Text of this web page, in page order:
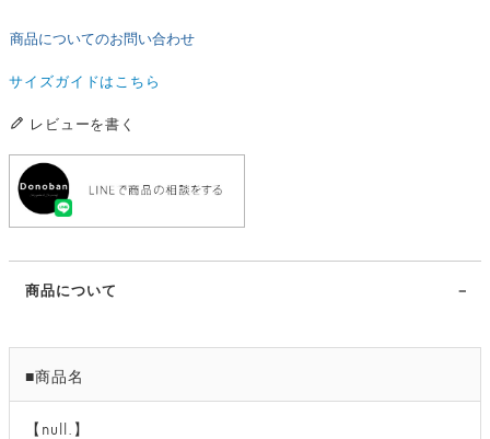
商品についてのお問い合わせ
サイズガイドはこちら
レビューを書く
商品について
■商品名
【null.】